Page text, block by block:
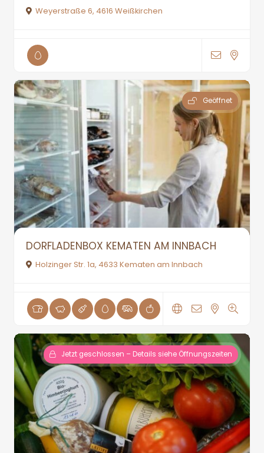
Weyerstraße 6, 4616 Weißkirchen
Geöffnet
DORFLADENBOX KEMATEN AM INNBACH
Holzinger Str. 1a, 4633 Kematen am Innbach
Jetzt geschlossen – Details siehe Öffnungszeiten